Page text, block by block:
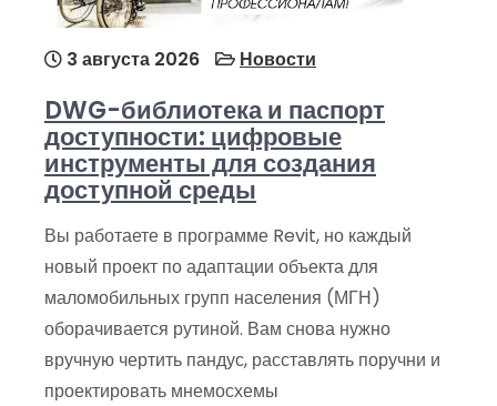
3 августа 2026 Новости
DWG-библиотека и паспорт
доступности: цифровые
инструменты для создания
доступной среды
Вы работаете в программе Revit, но каждый
новый проект по адаптации объекта для
маломобильных групп населения (МГН)
оборачивается рутиной. Вам снова нужно
вручную чертить пандус, расставлять поручни и
проектировать мнемосхемы